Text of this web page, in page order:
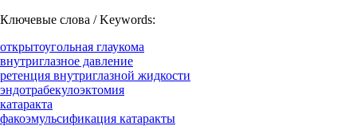
Ключевые слова / Keywords:
открытоугольная глаукома
внутриглазное давление
ретенция внутриглазной жидкости
эндотрабекулоэктомия
катаракта
факоэмульсификация катаракты